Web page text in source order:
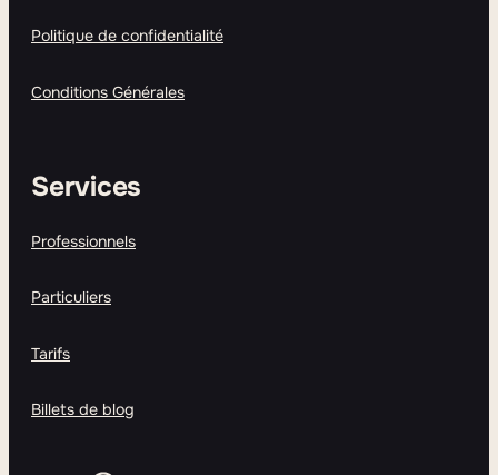
Politique de confidentialité
Conditions Générales
Services
Professionnels
Particuliers
Tarifs
Billets de blog